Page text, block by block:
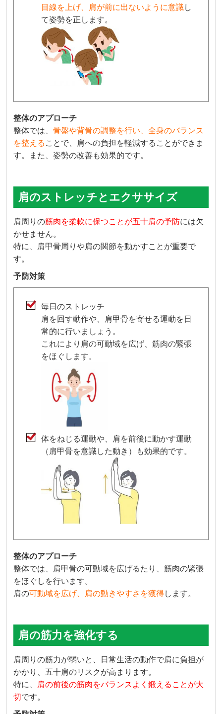
目線を上げ、肩が前に出ないように意識し
て姿勢を正します。
整体のアプローチ
整体では、骨盤や背骨の調整を行い、全身のバランス
を整える ことで、肩への負担を軽減することができま
す。また、姿勢の改善も効果的です。
肩のストレッチとエクササイズ
肩周りの筋肉を柔軟に保つことが五十肩の予防には欠
かせません。
特に、肩甲骨周りや肩の関節を動かすことが重要で
す。
予防対策
毎日のストレッチ
肩を回す動作や、肩甲骨を寄せる運動を日
常的に行いましょう。
これにより肩の可動域を広げ、筋肉の緊張
をほぐします。
体をねじる運動や、肩を前後に動かす運動
（肩甲骨を意識した動き）も効果的です。
整体のアプローチ
整体では、肩甲骨の可動域を広げるたり、筋肉の緊張
をほぐしを行います。
肩の可動域を広げ、肩の動きやすさを獲得します。
肩の筋力を強化する
肩周りの筋力が弱いと、日常生活の動作で肩に負担が
かかり、五十肩のリスクが高まります。
特に、 肩の前後の筋肉をバランスよく鍛えることが大
切 です。